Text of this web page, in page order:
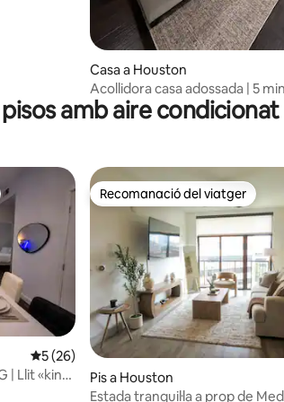
Casa a Houston
Acollidora casa adossada | 5
NRG|Terrat| MedCntr
amb aire condicionat
avaluacions
viatgers
5 de puntuació mitjana d'un total de 5; 26
5 (26)
| Llit «king
Recomanació del viatger
Recomanació del viatger
Pis a Houston
Estada tranquil·la a prop de